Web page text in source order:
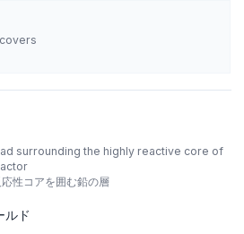
surrounding the highly reactive core of
性コアを囲む鉛の層
ルド